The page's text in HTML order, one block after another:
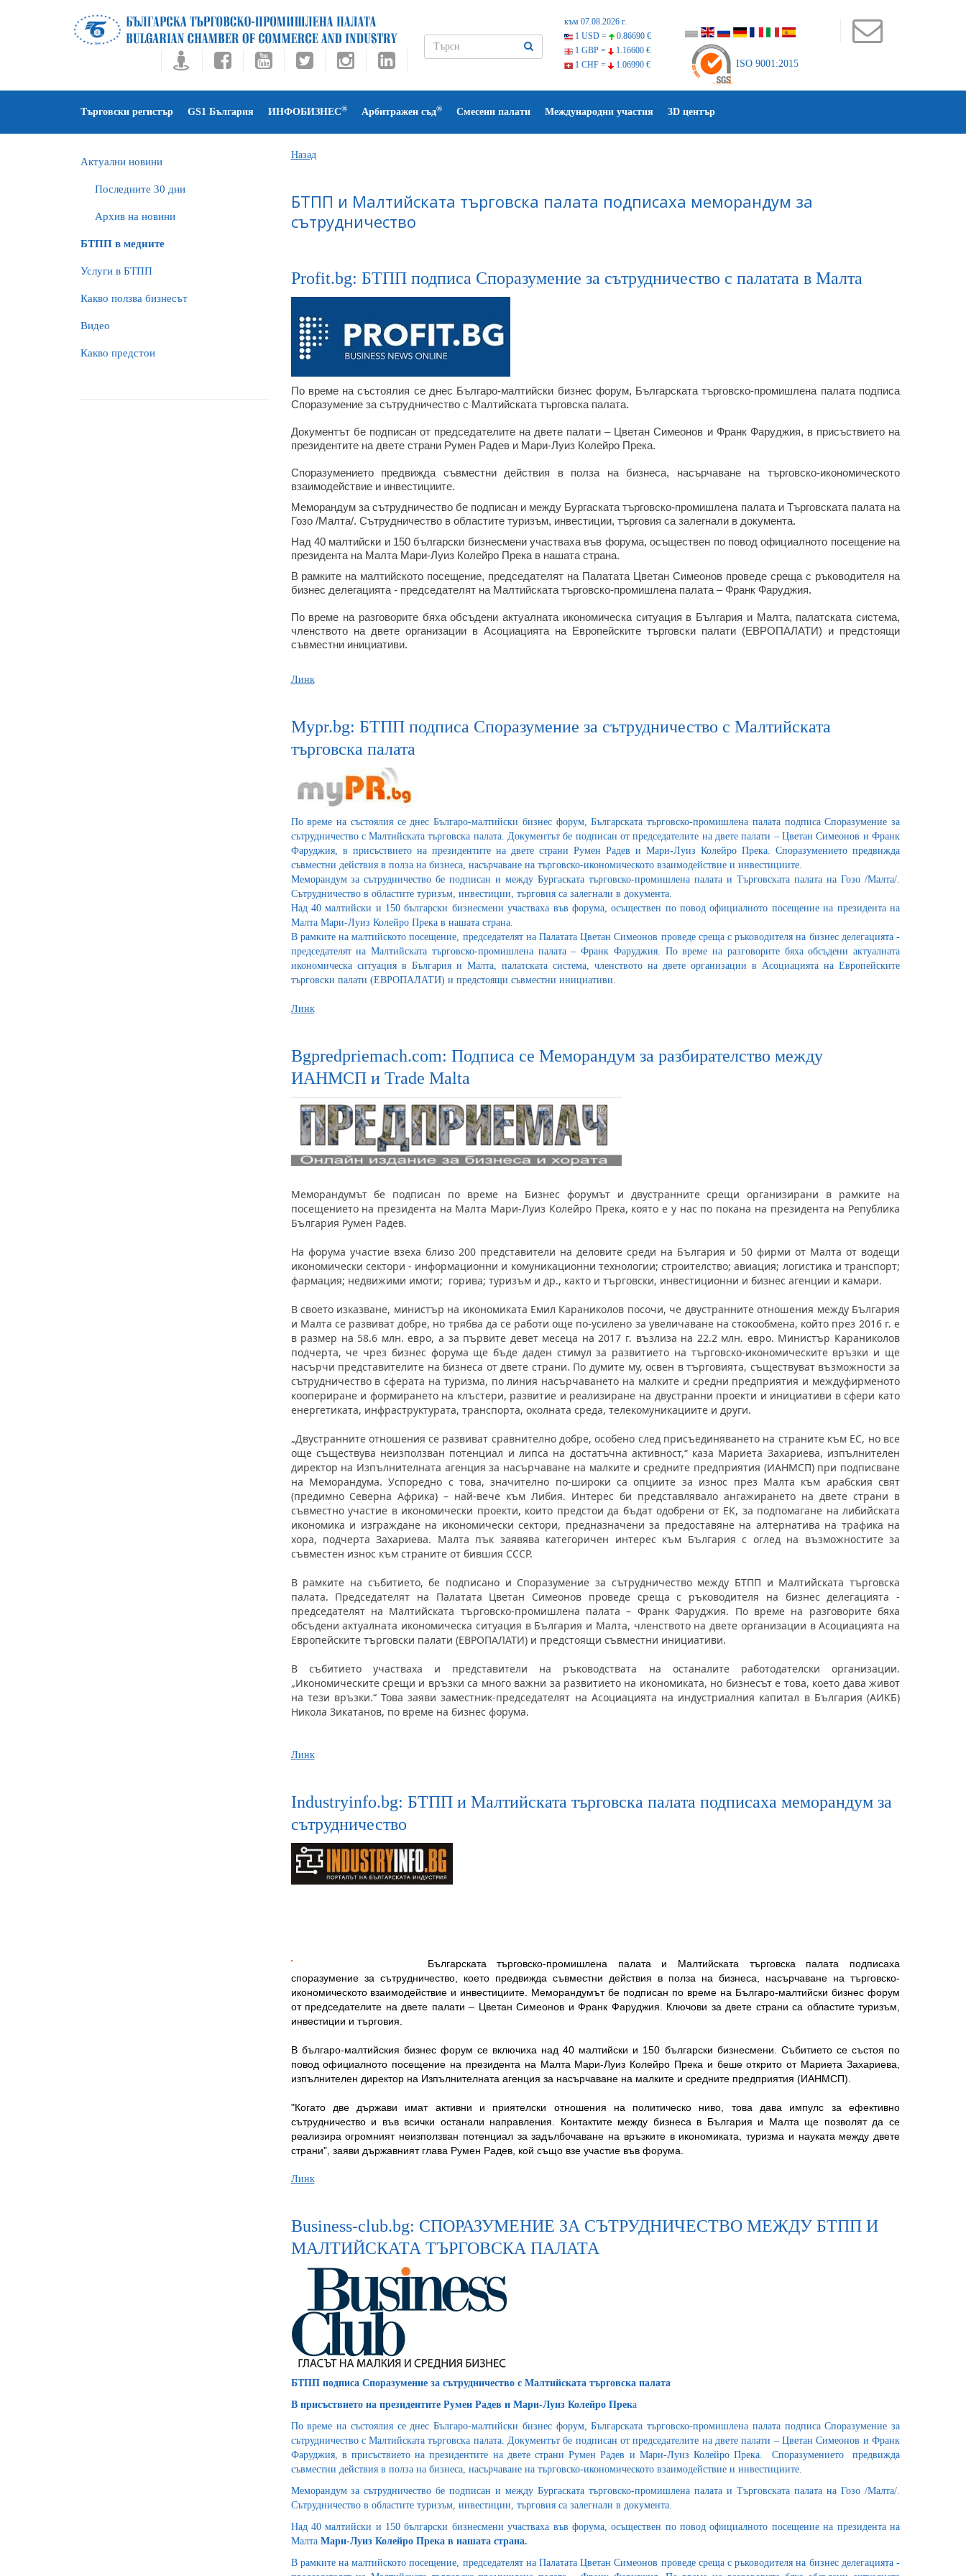
към 07.08.2026 г.
1 USD =
0.86690 €
1 GBP =
1.16600 €
1 CHF =
1.06990 € ISO 9001:2015
Търговски регистър GS1 България ИНФОБИЗНЕС® Арбитражен съд® Смесени палати Международни участия 3D център
Актуални новини
Последните 30 дни
Архив на новини
БTПП в медиите
Услуги в БТПП
Какво ползва бизнесът
Видео
Какво предстои
Назад
БТПП и Малтийската търговска палата подписаха меморандум за
сътрудничество
Profit.bg: БТПП подписа Споразумение за сътрудничество с палатата в Малта
По време на състоялия се днес Българо-малтийски бизнес форум, Българската търговско-промишлена палата подписа
Споразумение за сътрудничество с Малтийската търговска палата.
Документът бе подписан от председателите на двете палати – Цветан Симеонов и Франк Фаруджия, в присъствието на
президентите на двете страни Румен Радев и Мари-Луиз Колейро Прека.
Споразумението предвижда съвместни действия в полза на бизнеса, насърчаване на търговско-икономическото
взаимодействие и инвестициите.
Меморандум за сътрудничество бе подписан и между Бургаската търговско-промишлена палата и Търговската палата на
Гозо /Малта/. Сътрудничество в областите туризъм, инвестиции, търговия са залегнали в документа.
Над 40 малтийски и 150 български бизнесмени участваха във форума, осъществен по повод официалното посещение на
президента на Малта Мари-Луиз Колейро Прека в нашата страна.
В рамките на малтийското посещение, председателят на Палатата Цветан Симеонов проведе среща с ръководителя на
бизнес делегацията - председателят на Малтийската търговско-промишлена палата – Франк Фаруджия.
По време на разговорите бяха обсъдени актуалната икономическа ситуация в България и Малта, палатската система,
членството на двете организации в Асоциацията на Европейските търговски палати (ЕВРОПАЛАТИ) и предстоящи
съвместни инициативи.
Линк
Mypr.bg: БТПП подписа Споразумение за сътрудничество с Малтийската
търговска палата
По време на състоялия се днес Българо-малтийски бизнес форум, Българската търговско-промишлена палата подписа Споразумение за
сътрудничество с Малтийската търговска палата. Документът бе подписан от председателите на двете палати – Цветан Симеонов и Франк
Фаруджия, в присъствието на президентите на двете страни Румен Радев и Мари-Луиз Колейро Прека. Споразумението предвижда
съвместни действия в полза на бизнеса, насърчаване на търговско-икономическото взаимодействие и инвестициите.
Меморандум за сътрудничество бе подписан и между Бургаската търговско-промишлена палата и Търговската палата на Гозо /Малта/.
Сътрудничество в областите туризъм, инвестиции, търговия са залегнали в документа.
Над 40 малтийски и 150 български бизнесмени участваха във форума, осъществен по повод официалното посещение на президента на
Малта Мари-Луиз Колейро Прека в нашата страна.
В рамките на малтийското посещение, председателят на Палатата Цветан Симеонов проведе среща с ръководителя на бизнес делегацията -
председателят на Малтийската търговско-промишлена палата – Франк Фаруджия. По време на разговорите бяха обсъдени актуалната
икономическа ситуация в България и Малта, палатската система, членството на двете организации в Асоциацията на Европейските
търговски палати (ЕВРОПАЛАТИ) и предстоящи съвместни инициативи.
Линк
Bgpredpriemach.com: Подписа се Меморандум за разбирателство между
ИАНМСП и Trade Malta
Меморандумът бе подписан по време на Бизнес форумът и двустранните срещи организирани в рамките на
посещението на президента на Малта Мари-Луиз Колейро Прека, която е у нас по покана на президента на Република
България Румен Радев.
На форума участие взеха близо 200 представители на деловите среди на България и 50 фирми от Малта от водещи
икономически сектори - информационни и комуникационни технологии; строителство; авиация; логистика и транспорт;
фармация; недвижими имоти; горива; туризъм и др., както и търговски, инвестиционни и бизнес агенции и камари.
В своето изказване, министър на икономиката Емил Караниколов посочи, че двустранните отношения между България
и Малта се развиват добре, но трябва да се работи още по-усилено за увеличаване на стокообмена, който през 2016 г. е
в размер на 58.6 млн. евро, а за първите девет месеца на 2017 г. възлиза на 22.2 млн. евро. Министър Караниколов
подчерта, че чрез бизнес форума ще бъде даден стимул за развитието на търговско-икономическите връзки и ще
насърчи представителите на бизнеса от двете страни. По думите му, освен в търговията, съществуват възможности за
сътрудничество в сферата на туризма, по линия насърчаването на малките и средни предприятия и междуфирменото
коопериране и формирането на клъстери, развитие и реализиране на двустранни проекти и инициативи в сфери като
енергетиката, инфраструктурата, транспорта, околната среда, телекомуникациите и други.
„Двустранните отношения се развиват сравнително добре, особено след присъединяването на страните към ЕС, но все
още съществува неизползван потенциал и липса на достатъчна активност,“ каза Мариета Захариева, изпълнителен
директор на Изпълнителната агенция за насърчаване на малките и средните предприятия (ИАНМСП) при подписване
на Меморандума. Успоредно с това, значително по-широки са опциите за износ през Малта към арабския свят
(предимно Северна Африка) – най-вече към Либия. Интерес би представлявало ангажирането на двете страни в
съвместно участие в икономически проекти, които предстои да бъдат одобрени от ЕК, за подпомагане на либийската
икономика и изграждане на икономически сектори, предназначени за предоставяне на алтернатива на трафика на
хора, подчерта Захариева. Малта пък заявява категоричен интерес към България с оглед на възможностите за
съвместен износ към страните от бившия СССР.
В рамките на събитието, бе подписано и Споразумение за сътрудничество между БТПП и Малтийската търговска
палата. Председателят на Палатата Цветан Симеонов проведе среща с ръководителя на бизнес делегацията -
председателят на Малтийската търговско-промишлена палата – Франк Фаруджия. По време на разговорите бяха
обсъдени актуалната икономическа ситуация в България и Малта, членството на двете организации в Асоциацията на
Европейските търговски палати (ЕВРОПАЛАТИ) и предстоящи съвместни инициативи.
В събитието участваха и представители на ръководствата на останалите работодателски организации.
„Икономическите срещи и връзки са много важни за развитието на икономиката, но бизнесът е това, което дава живот
на тези връзки.“ Това заяви заместник-председателят на Асоциацията на индустриалния капитал в България (АИКБ)
Никола Зикатанов, по време на бизнес форума.
Линк
Industryinfo.bg: БТПП и Малтийската търговска палата подписаха меморандум за
сътрудничество
Българската търговско-промишлена палата и Малтийската търговска палата подписаха
споразумение за сътрудничество, което предвижда съвместни действия в полза на бизнеса, насърчаване на търговско-
икономическото взаимодействие и инвестициите. Меморандумът бе подписан по време на Българо-малтийски бизнес форум
от председателите на двете палати – Цветан Симеонов и Франк Фаруджия. Ключови за двете страни са областите туризъм,
инвестиции и търговия.
В българо-малтийския бизнес форум се включиха над 40 малтийски и 150 български бизнесмени. Събитието се състоя по
повод официалното посещение на президента на Малта Мари-Луиз Колейро Прека и беше открито от Мариета Захариева,
изпълнителен директор на Изпълнителната агенция за насърчаване на малките и средните предприятия (ИАНМСП).
"Когато две държави имат активни и приятелски отношения на политическо ниво, това дава импулс за ефективно
сътрудничество и във всички останали направления. Контактите между бизнеса в България и Малта ще позволят да се
реализира огромният неизползван потенциал за задълбочаване на връзките в икономиката, туризма и науката между двете
страни", заяви държавният глава Румен Радев, кой също взе участие във форума.
Линк
Business-club.bg: СПОРАЗУМЕНИЕ ЗА СЪТРУДНИЧЕСТВО МЕЖДУ БТПП И
МАЛТИЙСКАТА ТЪРГОВСКА ПАЛАТА
БТПП подписа Споразумение за сътрудничество с Малтийската търговска палата
В присъствието на президентите Румен Радев и Мари-Луиз Колейро Прека
По време на състоялия се днес Българо-малтийски бизнес форум, Българската търговско-промишлена палата подписа Споразумение за
сътрудничество с Малтийската търговска палата. Документът бе подписан от председателите на двете палати – Цветан Симеонов и Франк
Фаруджия, в присъствието на президентите на двете страни Румен Радев и Мари-Луиз Колейро Прека. Споразумението предвижда
съвместни действия в полза на бизнеса, насърчаване на търговско-икономическото взаимодействие и инвестициите.
Меморандум за сътрудничество бе подписан и между Бургаската търговско-промишлена палата и Търговската палата на Гозо /Малта/.
Сътрудничество в областите туризъм, инвестиции, търговия са залегнали в документа.
Над 40 малтийски и 150 български бизнесмени участваха във форума, осъществен по повод официалното посещение на президента на
Малта Мари-Луиз Колейро Прека в нашата страна.
В рамките на малтийското посещение, председателят на Палатата Цветан Симеонов проведе среща с ръководителя на бизнес делегацията -